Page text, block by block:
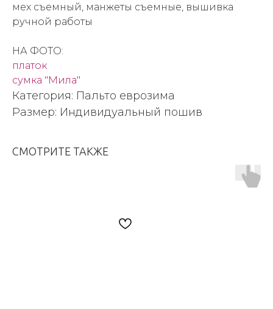
мех съемный, манжеты съемные, вышивка
ручной работы
НА ФОТО:
платок
сумка "Мила"
Категория: Пальто еврозима
Размер: Индивидуальный пошив
СМОТРИТЕ ТАКЖЕ